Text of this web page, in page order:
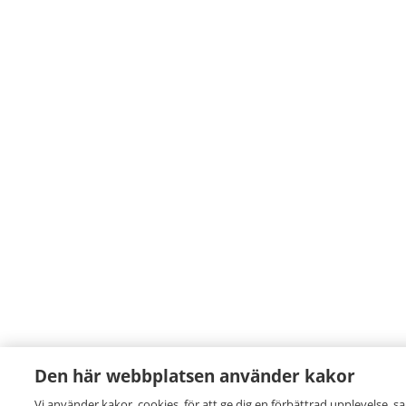
Den här webbplatsen använder kakor